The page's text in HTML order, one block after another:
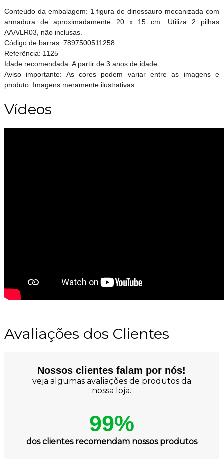
Conteúdo da embalagem: 1 figura de dinossauro mecanizada com
armadura de aproximadamente 20 x 15 cm. Utiliza 2 pilhas
AAA/LR03, não inclusas.
Código de barras: 7897500511258
Referência: 1125
Idade recomendada: A partir de 3 anos de idade.
Aviso importante: As cores podem variar entre as imagens e
produto. Imagens meramente ilustrativas.
Vídeos
Avaliações dos Clientes
Nossos clientes falam por nós!
veja algumas avaliações de produtos da
nossa loja.
99%
dos clientes recomendam nossos produtos